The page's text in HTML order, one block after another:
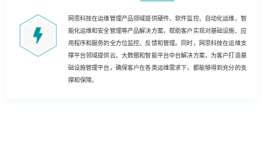
网思科技在运维管理产品领域提供硬件、软件监控、自动化运维、智
能化运维和安全管理等产品解决方案，帮助客户实现对基础设施、应
用程序和服务的全方位监控、反馈和管理。同时，网思科技在运维支
撑平台领域提供云、大数据和智能平台中台解决方案，为客户打造基
础设施管理平台，确保客户在各类运维需求下，都能够得到充分的支
撑和保障。